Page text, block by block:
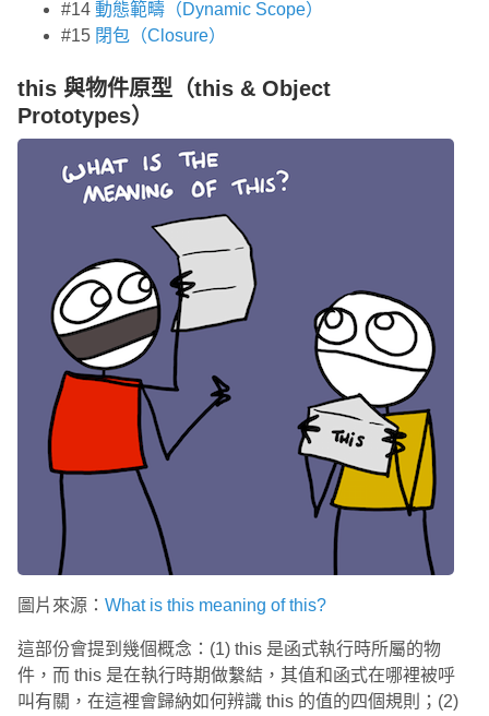
#14 動態範疇（Dynamic Scope）
#15 閉包（Closure）
this 與物件原型（this & Object
Prototypes）
圖片來源： What is this meaning of this?
這部份會提到幾個概念：(1) this 是函式執行時所屬的物
件，而 this 是在執行時期做繫結，其值和函式在哪裡被呼
叫有關，在這裡會歸納如何辨識 this 的值的四個規則；(2)